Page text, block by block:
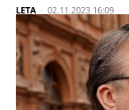
LETA - 02.11.2023 16:09